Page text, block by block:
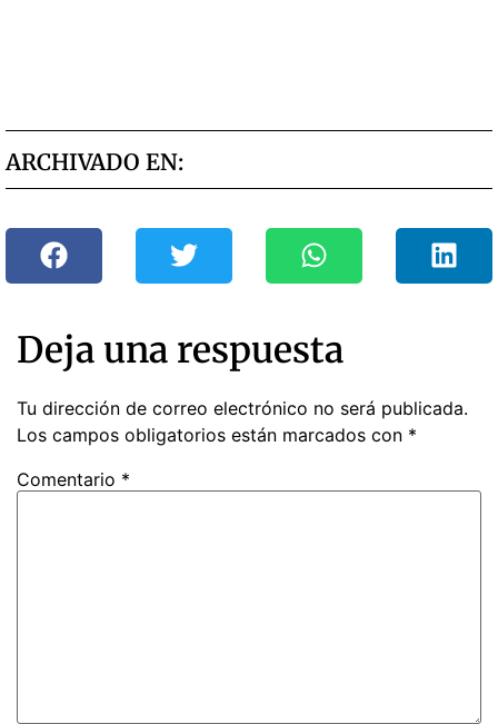
ARCHIVADO EN:
Deja una respuesta
Tu dirección de correo electrónico no será publicada.
Los campos obligatorios están marcados con *
Comentario *